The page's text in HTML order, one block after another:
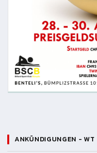
ANKÜNDIGUNGEN - WT